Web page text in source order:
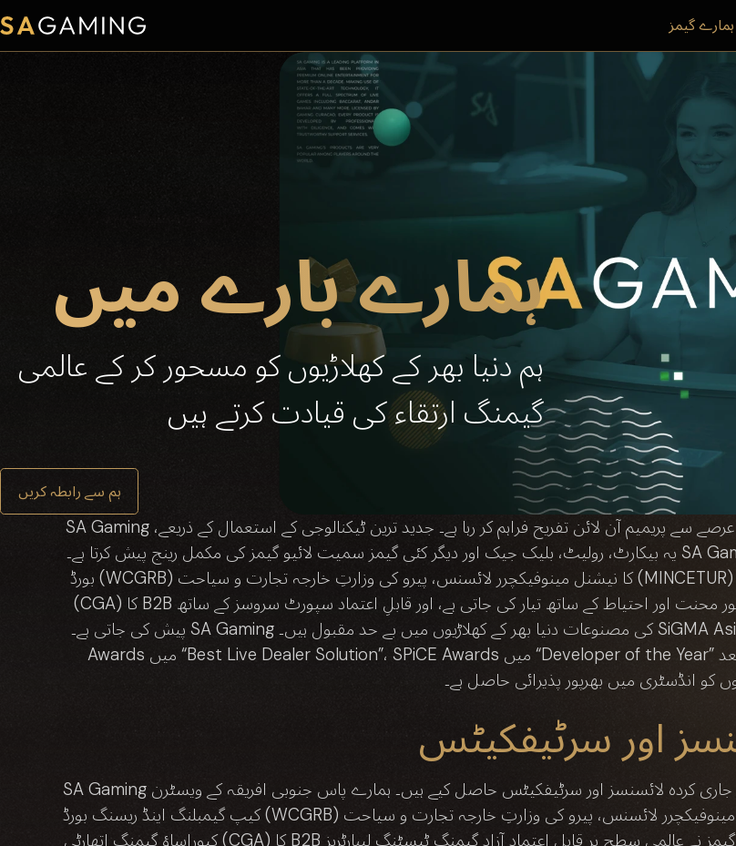
ہمارے گیمز
ہمارے بارے میں
ہم دنیا بھر کے کھلاڑیوں کو مسحور کر کے عالمی
گیمنگ ارتقاء کی قیادت کرتے ہیں
ہم سے رابطہ کریں
SA Gaming ایک معروف لائیو گیم سلوشن فراہم کنندہ ہے، جو 15 سال سے زائد عرصے سے پریمیم آن لائن تفریح فراہم کر رہا ہے۔ جدید ترین ٹیکنالوجی کے استعمال کے ذریعے،
یہ بیکارٹ، رولیٹ، بلیک جیک اور دیگر کئی گیمز سمیت لائیو گیمز کی مکمل رینج پیش کرتا ہے۔ SA Gaming کے پاس جنوبی افریقہ کے ویسٹرن کیپ گیمبلنگ اینڈ ریسنگ
بورڈ (WCGRB) کا نیشنل مینوفیکچرر لائسنس، پیرو کی وزارتِ خارجہ تجارت و سیاحت (MINCETUR) کا سپلائر لائسنس اور RGS منظوری، اور کیوراساؤ گیمنگ اتھارٹی
(CGA) کا B2B لائسنس موجود ہے۔ ہر پروڈکٹ پیشہ ور ماہرین کی جانب سے بھرپور محنت اور احتیاط کے ساتھ تیار کی جاتی ہے، اور قابلِ اعتماد سپورٹ سروسز کے ساتھ
پیش کی جاتی ہے۔ SA Gaming کی مصنوعات دنیا بھر کے کھلاڑیوں میں بے حد مقبول ہیں۔ SiGMA Asia Awards میں “Best Live Casino Provider”، Asia Gaming
Awards میں “Best Live Dealer Solution”، SPiCE Awards میں “Developer of the Year” سمیت متعدد ایوارڈز جیتنے کے بعد، SA Gaming کی کاوشوں اور
کو انڈسٹری میں بھرپور پذیرائی حاصل ہے۔
اور سرٹیفکیٹس
SA Gaming نے مختلف دائرہ اختیار اور پیشہ ور ریگولیٹری اداروں کی جانب سے جاری کردہ لائسنسز اور سرٹیفکیٹس حاصل کیے ہیں۔ ہمارے پاس جنوبی افریقہ کے ویسٹرن
کیپ گیمبلنگ اینڈ ریسنگ بورڈ (WCGRB) کا نیشنل مینوفیکچرر لائسنس، پیرو کی وزارتِ خارجہ تجارت و سیاحت (MINCETUR) کا سپلائر لائسنس اور RGS منظوری، اور
کیوراساؤ گیمنگ اتھارٹی (CGA) کا B2B لائسنس موجود ہے۔ مزید برآں، ہمارے مختلف لائیو گیمز نے عالمی سطح پر قابلِ اعتماد آزاد گیمنگ ٹیسٹنگ لیبارٹریز GLI اور BMM